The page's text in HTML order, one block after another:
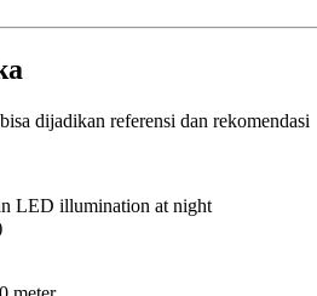
dijadikan referensi dan rekomendasi
LED illumination at night